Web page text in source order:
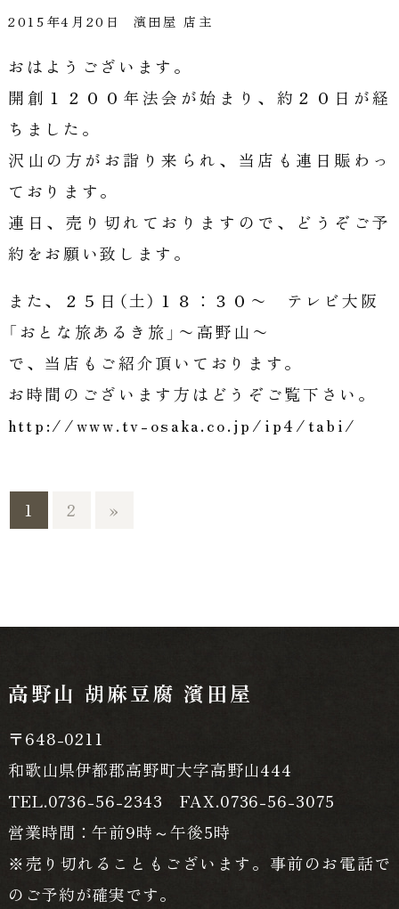
2015年4月20日 濱田屋 店主
おはようございます。
開創１２００年法会が始まり、約２０日が経
ちました。
沢山の方がお詣り来られ、当店も連日賑わっ
ております。
連日、売り切れておりますので、どうぞご予
約をお願い致します。
また、２５日（土）１８：３０〜 テレビ大阪
「おとな旅あるき旅」〜高野山〜
で、当店もご紹介頂いております。
お時間のございます方はどうぞご覧下さい。
http://www.tv-osaka.co.jp/ip4/tabi/
1 2 »
高野山 胡麻豆腐 濱田屋
〒648-0211
和歌山県伊都郡高野町大字高野山444
TEL.0736-56-2343 FAX.0736-56-3075
営業時間：午前9時～午後5時
※売り切れることもございます。事前のお電話で
のご予約が確実です。